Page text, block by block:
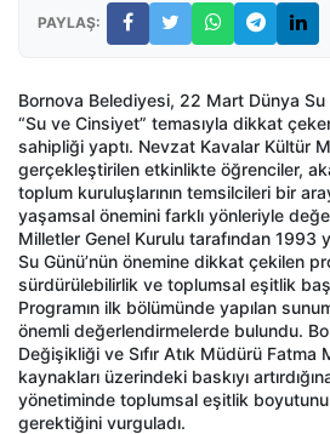
PAYLAŞ:
Bornova Belediyesi, 22 Mart Dünya Su
“Su ve Cinsiyet” temasıyla dikkat
sahipliği yaptı. Nevzat Kavalar Kültür
gerçekleştirilen etkinlikte öğrenciler,
toplum kuruluşlarının temsilcileri bir
yaşamsal önemini farklı yönleriyle
Milletler Genel Kurulu tarafından 1993
Su Günü’nün önemine dikkat çekilen
sürdürülebilirlik ve toplumsal eşitlik
Programın ilk bölümünde yapılan
önemli değerlendirmelerde bulundu.
Değişikliği ve Sıfır Atık Müdürü
kaynakları üzerindeki baskıyı
yönetiminde toplumsal eşitlik
gerektiğini vurguladı.